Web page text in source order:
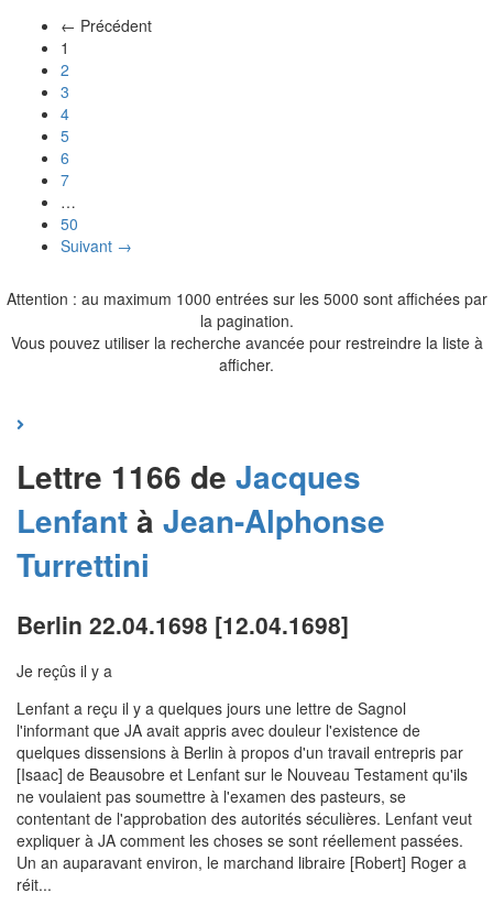
← Précédent
1
2
3
4
5
6
7
…
50
Suivant →
Attention : au maximum 1000 entrées sur les 5000 sont affichées par
la pagination.
Vous pouvez utiliser la recherche avancée pour restreindre la liste à
afficher.
Lettre 1166 de Jacques
Lenfantà Jean-Alphonse
Turrettini
Berlin 22.04.1698 [12.04.1698]
Je reçûs il y a
Lenfant a reçu il y a quelques jours une lettre de Sagnol
l'informant que JA avait appris avec douleur l'existence de
quelques dissensions à Berlin à propos d'un travail entrepris par
[Isaac] de Beausobre et Lenfant sur le Nouveau Testament qu'ils
ne voulaient pas soumettre à l'examen des pasteurs, se
contentant de l'approbation des autorités séculières. Lenfant veut
expliquer à JA comment les choses se sont réellement passées.
Un an auparavant environ, le marchand libraire [Robert] Roger a
réit...